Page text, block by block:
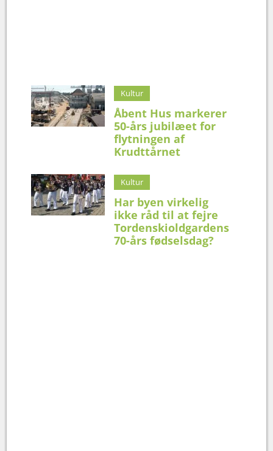
Kultur
Åbent Hus markerer
50-års jubilæet for
flytningen af
Krudttårnet
Kultur
Har byen virkelig
ikke råd til at fejre
Tordenskioldgardens
70-års fødselsdag?